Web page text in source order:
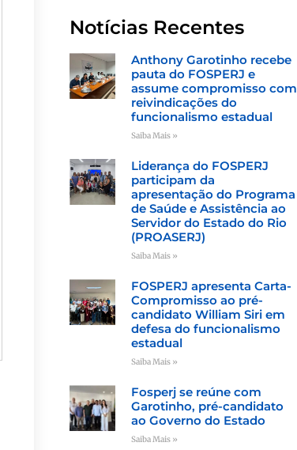
Notícias Recentes
Anthony Garotinho recebe
pauta do FOSPERJ e
assume compromisso com
reivindicações do
funcionalismo estadual
Saiba Mais »
Liderança do FOSPERJ
participam da
apresentação do Programa
de Saúde e Assistência ao
Servidor do Estado do Rio
(PROASERJ)
Saiba Mais »
FOSPERJ apresenta Carta-
Compromisso ao pré-
candidato William Siri em
defesa do funcionalismo
estadual
Saiba Mais »
Fosperj se reúne com
Garotinho, pré-candidato
ao Governo do Estado
Saiba Mais »